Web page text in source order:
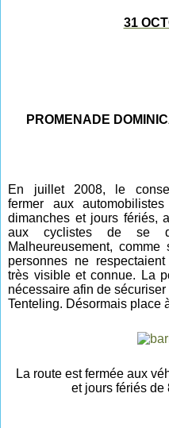
31
PROMENADE
En juillet 2008, le
fermer aux automobilistes
dimanches et jours fériés,
aux cyclistes de se
Malheureusement,
personnes ne
très visible et connue. La
nécessaire afin de
Tenteling. Désormais place
La route est fermée aux
et jours fériés de